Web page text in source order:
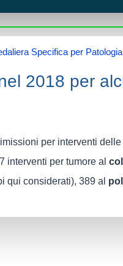
Specifica per Patologia
2018 per
per interventi
interventi per tumore al
qui considerati), 389 al